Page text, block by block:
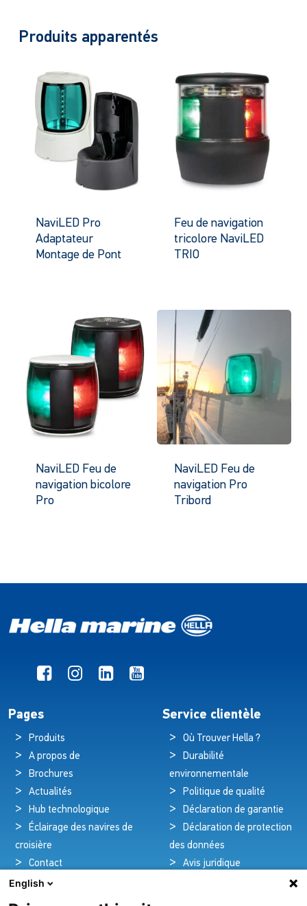
Produits apparentés
NaviLED Pro
Adaptateur
Montage de Pont
Feu de navigation
tricolore NaviLED
TRIO
NaviLED Feu de
navigation bicolore
Pro
NaviLED Feu de
navigation Pro
Tribord
Pages
Produits
A propos de
Brochures
Actualités
Hub technologique
Éclairage des navires de
croisière
Contact
Service clientèle
Où Trouver Hella ?
Durabilité
environnementale
Politique de qualité
Déclaration de garantie
Déclaration de protection
des données
Avis juridique
English